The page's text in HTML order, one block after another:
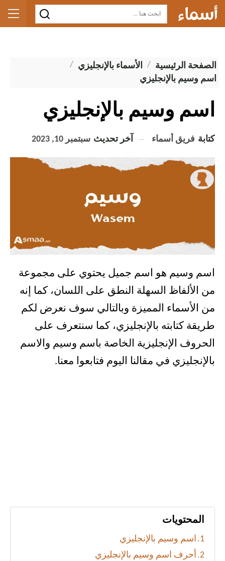
الصفحة الرئيسية
الأسماء بالإنجليزي
اسم وسيم بالإنجليزي
اسم وسيم بالإنجليزي
كتابة فريق أسماء آخر تحديث سبتمبر 10, 2023
اسم وسيم هو اسم جميل يحتوي على مجموعة
من الألفاظ السهلة النطق على اللسان، كما إنه
من الأسماء المميزة وبالتالي سوف نعرض لكم
طريقة كتابته بالإنجليزي، كما سنتعرف على
الحروف الإنجليزية الخاصة باسم وسيم والاسم
بالإنجليزي في مقالنا اليوم فتابعوا معنا.
المحتويات
اسم وسيم بالإنجليزي
أحرف اسم وسيم بالإنجليزي